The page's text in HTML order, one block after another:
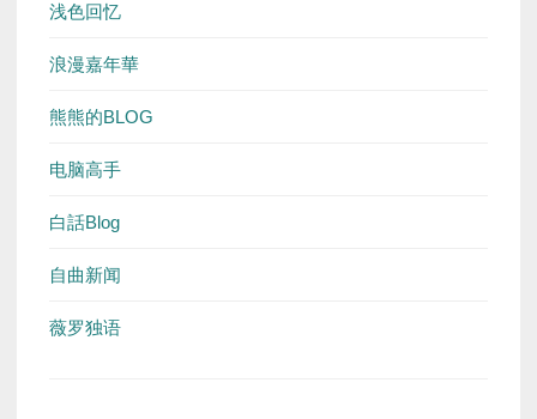
浅色回忆
浪漫嘉年華
熊熊的BLOG
电脑高手
白話Blog
自曲新闻
薇罗独语